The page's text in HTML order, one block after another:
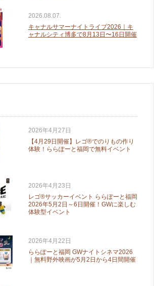
2026.08.07.
キャナルサマーナイトライブ2026｜キ
ャナルシティ博多で8月13日〜16日開催
2026年4月27日
【4月29日開催】レゴ®でのりもの作り
体験！ららぽーと福岡で無料イベント
2026年4月23日
レゴ®サッカーイベント ららぽーと福岡
2026年5月2日～6日開催！GWに楽しむ
体験型イベント
2026年4月22日
ららぽーと福岡 GWナイトシネマ2026
｜無料野外映画が5月2日から4日間開催